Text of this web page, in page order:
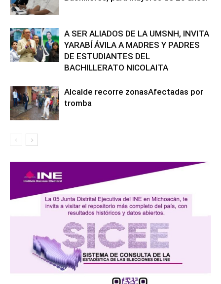
A SER ALIADOS DE LA UMSNH, INVITA
YARABÍ ÁVILA A MADRES Y PADRES
DE ESTUDIANTES DEL
BACHILLERATO NICOLAITA
Alcalde recorre zonasAfectadas por
tromba